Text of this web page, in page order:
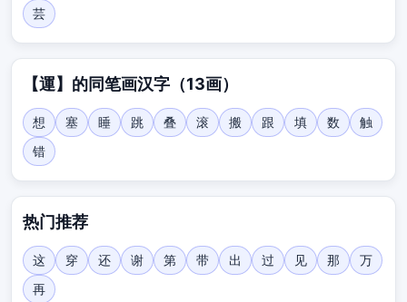
芸
【運】的同笔画汉字（13画）
想 塞 睡 跳 叠 滚 搬 跟 填 数
触
错
热门推荐
这 穿 还 谢 第 带 出 过 见 那
万
再